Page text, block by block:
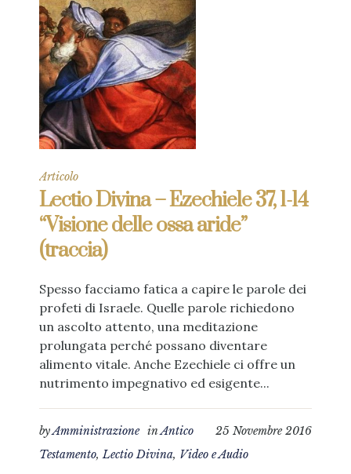
Articolo
Lectio Divina – Ezechiele 37, 1-14
“Visione delle ossa aride”
(traccia)
Spesso facciamo fatica a capire le parole dei
profeti di Israele. Quelle parole richiedono
un ascolto attento, una meditazione
prolungata perché possano diventare
alimento vitale. Anche Ezechiele ci offre un
nutrimento impegnativo ed esigente...
25 Novembre 2016
byAmministrazione inAntico
Testamento,Lectio Divina, Video e Audio